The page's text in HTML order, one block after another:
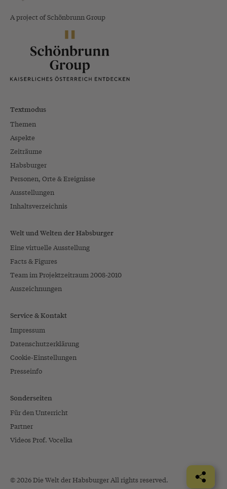
A project of Schönbrunn Group
Textmodus
Themen
Aspekte
Zeiträume
Habsburger
Personen, Orte & Ereignisse
Ausstellungen
Inhaltsverzeichnis
Welt und Welten der Habsburger
Eine virtuelle Ausstellung
Facts & Figures
Team im Projektzeitraum 2008-2010
Auszeichnungen
Service & Kontakt
Impressum
Datenschutzerklärung
Cookie-Einstellungen
Presseinfo
Sonderseiten
Für den Unterricht
Partner
Videos Prof. Vocelka
© 2026 Die Welt der Habsburger All rights reserved.